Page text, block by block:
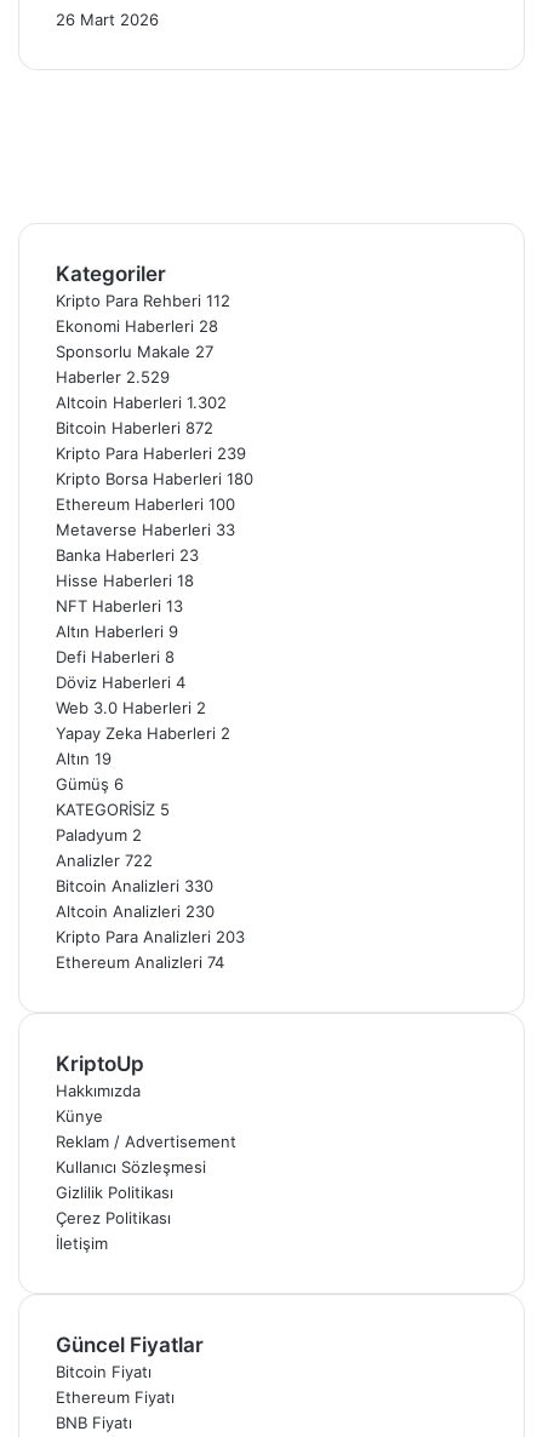
26 Mart 2026
Kategoriler
Kripto Para Rehberi 112
Ekonomi Haberleri 28
Sponsorlu Makale 27
Haberler 2.529
Altcoin Haberleri 1.302
Bitcoin Haberleri 872
Kripto Para Haberleri 239
Kripto Borsa Haberleri 180
Ethereum Haberleri 100
Metaverse Haberleri 33
Banka Haberleri 23
Hisse Haberleri 18
NFT Haberleri 13
Altın Haberleri 9
Defi Haberleri 8
Döviz Haberleri 4
Web 3.0 Haberleri 2
Yapay Zeka Haberleri 2
Altın 19
Gümüş 6
KATEGORİSİZ 5
Paladyum 2
Analizler 722
Bitcoin Analizleri 330
Altcoin Analizleri 230
Kripto Para Analizleri 203
Ethereum Analizleri 74
KriptoUp
Hakkımızda
Künye
Reklam / Advertisement
Kullanıcı Sözleşmesi
Gizlilik Politikası
Çerez Politikası
İletişim
Güncel Fiyatlar
Bitcoin Fiyatı
Ethereum Fiyatı
BNB Fiyatı